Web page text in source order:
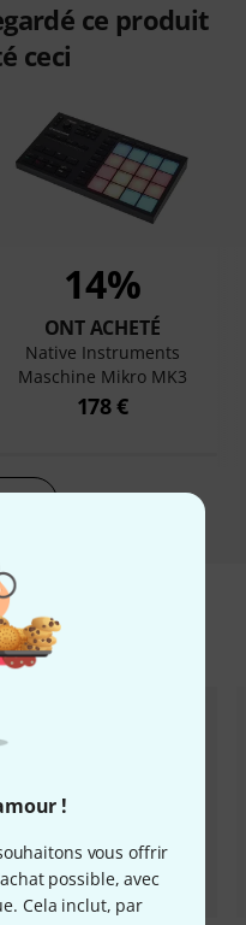
!
vous offrir
possible, avec
Cela inclut, par
ce produit
ceci
14%
ONT ACHETÉ
Native Instruments
Maschine Mikro MK3
178 €
appropriés